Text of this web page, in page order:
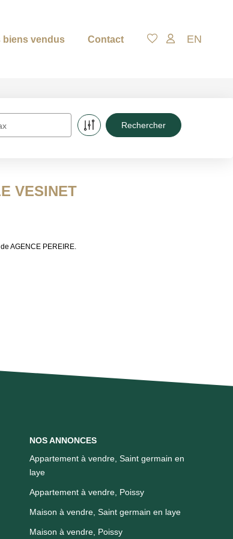
biens vendus Contact EN
VESINET
AGENCE PEREIRE.
NOS ANNONCES
Appartement à vendre, Saint germain en
laye
Appartement à vendre, Poissy
Maison à vendre, Saint germain en laye
Maison à vendre, Poissy